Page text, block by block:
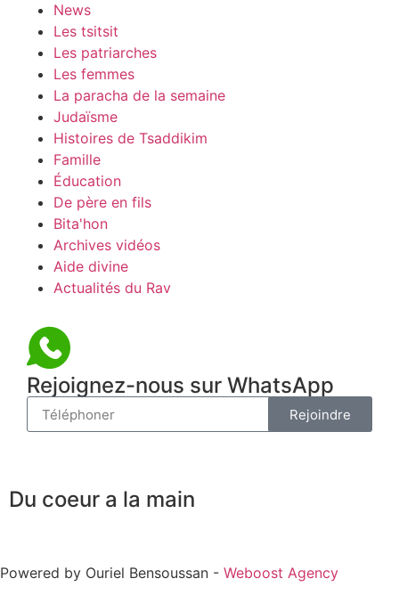
News
Les tsitsit
Les patriarches
Les femmes
La paracha de la semaine
Judaïsme
Histoires de Tsaddikim
Famille
Éducation
De père en fils
Bita'hon
Archives vidéos
Aide divine
Actualités du Rav
Rejoignez-nous sur WhatsApp
Rejoindre
Du coeur a la main
Powered by Ouriel Bensoussan - Weboost Agency